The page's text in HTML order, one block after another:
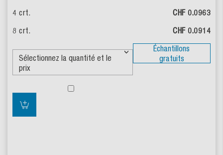
CHF 0.0963
CHF 0.0914
Échantillons
gratuits